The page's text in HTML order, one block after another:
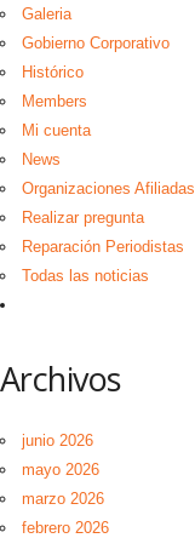
Galeria
Gobierno Corporativo
Histórico
Members
Mi cuenta
News
Organizaciones Afiliadas
Realizar pregunta
Reparación Periodistas
Todas las noticias
Archivos
junio 2026
mayo 2026
marzo 2026
febrero 2026